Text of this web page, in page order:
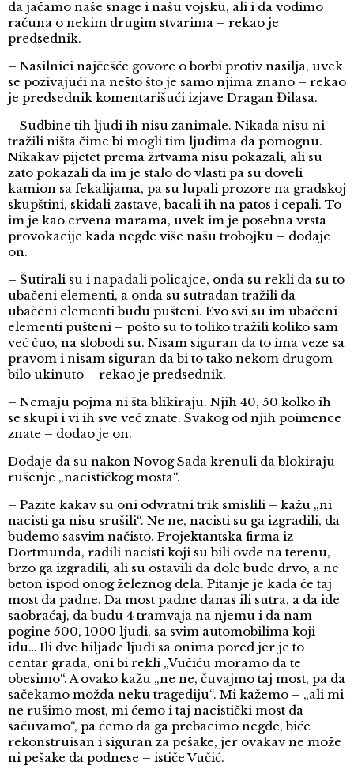
da jačamo naše snage i našu vojsku, ali i da vodimo
računa o nekim drugim stvarima – rekao je
predsednik.
– Nasilnici najčešće govore o borbi protiv nasilja, uvek
se pozivajući na nešto što je samo njima znano – rekao
je predsednik komentarišući izjave Dragan Đilasa.
– Sudbine tih ljudi ih nisu zanimale. Nikada nisu ni
tražili ništa čime bi mogli tim ljudima da pomognu.
Nikakav pijetet prema žrtvama nisu pokazali, ali su
zato pokazali da im je stalo do vlasti pa su doveli
kamion sa fekalijama, pa su lupali prozore na gradskoj
skupštini, skidali zastave, bacali ih na patos i cepali. To
im je kao crvena marama, uvek im je posebna vrsta
provokacije kada negde više našu trobojku – dodaje
on.
– Šutirali su i napadali policajce, onda su rekli da su to
ubačeni elementi, a onda su sutradan tražili da
ubačeni elementi budu pušteni. Evo svi su im ubačeni
elementi pušteni – pošto su to toliko tražili koliko sam
već čuo, na slobodi su. Nisam siguran da to ima veze sa
pravom i nisam siguran da bi to tako nekom drugom
bilo ukinuto – rekao je predsednik.
– Nemaju pojma ni šta blikiraju. Njih 40, 50 kolko ih
se skupi i vi ih sve već znate. Svakog od njih poimence
znate – dodao je on.
Dodaje da su nakon Novog Sada krenuli da blokiraju
rušenje „nacističkog mosta“.
– Pazite kakav su oni odvratni trik smislili – kažu „ni
nacisti ga nisu srušili“. Ne ne, nacisti su ga izgradili, da
budemo sasvim načisto. Projektantska firma iz
Dortmunda, radili nacisti koji su bili ovde na terenu,
brzo ga izgradili, ali su ostavili da dole bude drvo, a ne
beton ispod onog železnog dela. Pitanje je kada će taj
most da padne. Da most padne danas ili sutra, a da ide
saobraćaj, da budu 4 tramvaja na njemu i da nam
pogine 500, 1000 ljudi, sa svim automobilima koji
idu… Ili dve hiljade ljudi sa onima pored jer je to
centar grada, oni bi rekli „Vučiću moramo da te
obesimo“. A ovako kažu „ne ne, čuvajmo taj most, pa da
sačekamo možda neku tragediju“. Mi kažemo – „ali mi
ne rušimo most, mi ćemo i taj nacistički most da
sačuvamo“, pa ćemo da ga prebacimo negde, biće
rekonstruisan i siguran za pešake, jer ovakav ne može
ni pešake da podnese – ističe Vučić.